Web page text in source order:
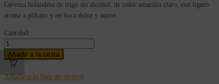
Cerveza holandesa de trigo sin alcohol, de color amarillo claro, con ligero
aroma a plátano y en boca dulce y suave.
Cantidad
Añadir a la cesta
Añadir a la lista de deseos